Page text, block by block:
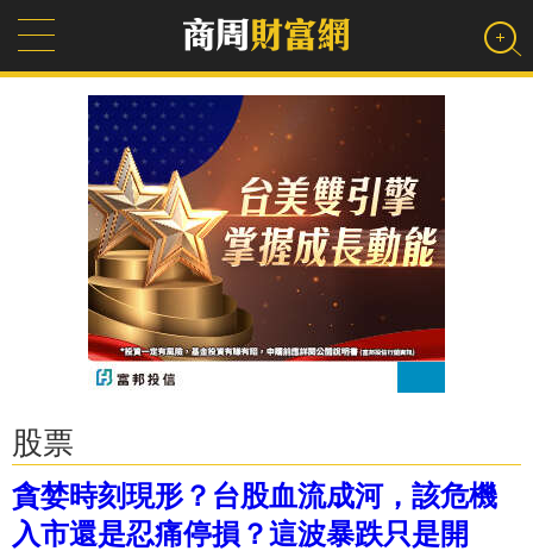
股票
貪婪時刻現形？台股血流成河，該危機
入市還是忍痛停損？這波暴跌只是開